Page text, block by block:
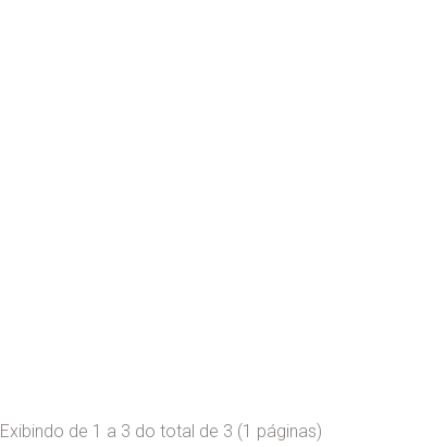
Exibindo de 1 a 3 do total de 3 (1 páginas)